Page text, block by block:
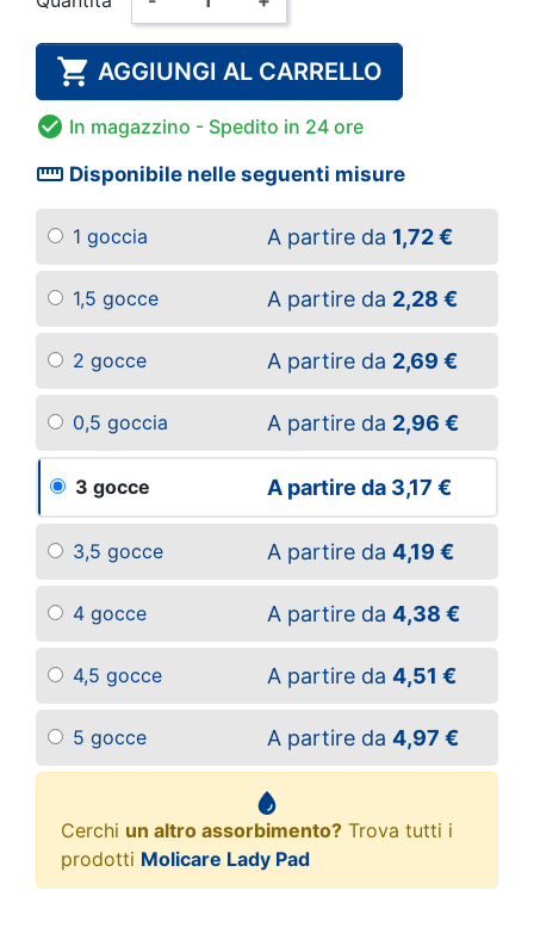
 AGGIUNGI AL CARRELLO
 In magazzino - Spedito in 24 ore
straighten Disponibile nelle seguenti misure
1 goccia A partire da 1,72 €
1,5 gocce A partire da 2,28 €
2 gocce A partire da 2,69 €
0,5 goccia A partire da 2,96 €
3 gocce A partire da 3,17 €
3,5 gocce A partire da 4,19 €
4 gocce A partire da 4,38 €
4,5 gocce A partire da 4,51 €
5 gocce A partire da 4,97 €
Cerchi un altro assorbimento? Trova tutti i
prodotti Molicare Lady Pad